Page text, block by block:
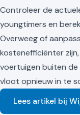
Controleer de
youngtimers en
Overweeg of
kostenefficiënter
voertuigen buiten
vloot opnieuw in te
Lees artikel bij